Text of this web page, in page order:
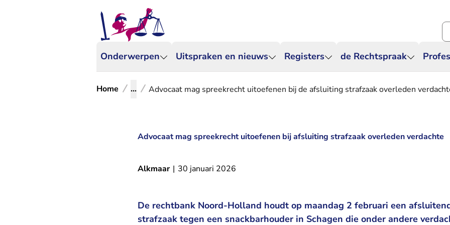
Onderwerpen Uitspraken en nieuws Registers de Rechtspraak
Home ... Advocaat mag spreekrecht uitoefenen bij de afsluiting strafzaak overleden
Advocaat mag spreekrecht uitoefenen bij afsluiting strafzaak overleden verdachte
Alkmaar | 30 januari 2026
De rechtbank Noord-Holland houdt op maandag 2 februari een
strafzaak tegen een snackbarhouder in Schagen die onder andere